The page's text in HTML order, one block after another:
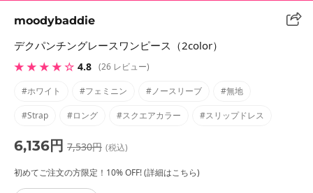
moodybaddie
デクパンチングレースワンピース（2color）
★ ★ ★ ★ ☆ 4.8 (26 レビュー)
#ホワイト #フェミニン #ノースリーブ #無地
#strap #ロング #スクエアカラー #スリップドレス
6,136円 7,530円 (税込)
初めてご注文の方限定！10% OFF! (詳細はこちら)